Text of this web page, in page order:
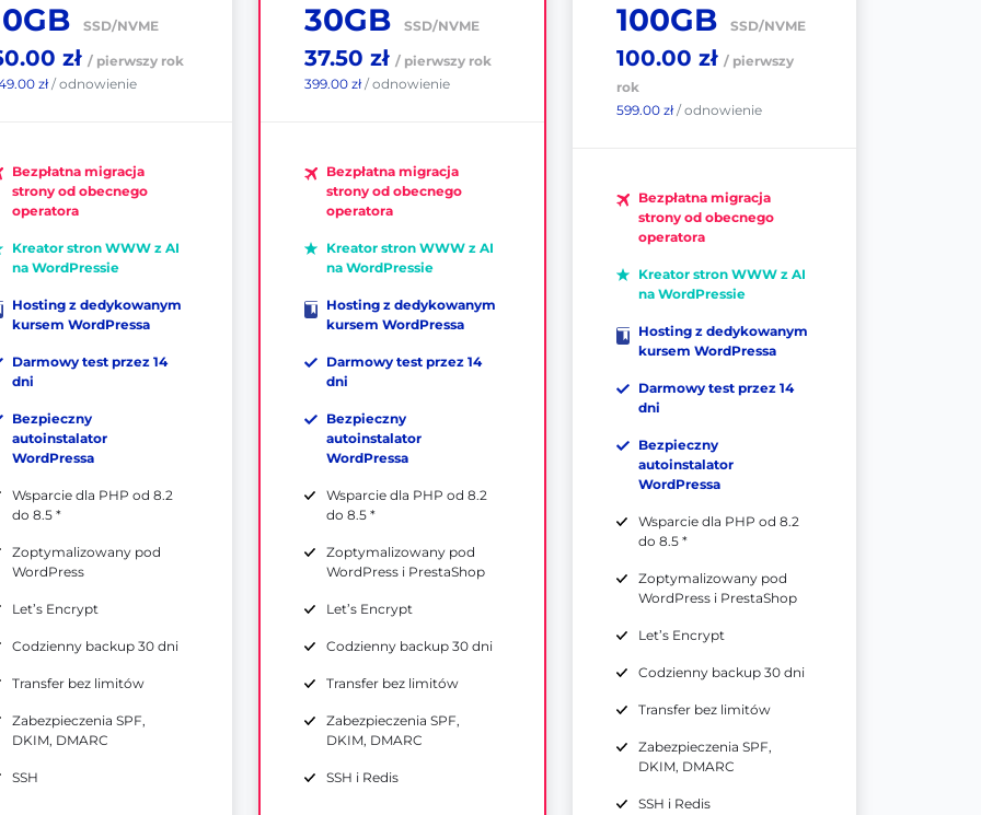
SSD/NVME
zł / pierwszy rok
zł/ odnowienie
Bezpłatna migracja
strony od obecnego
operatora
Kreator stron WWW z AI
na WordPressie
Hosting z dedykowanym
kursem WordPressa
Darmowy test przez 14
dni
Bezpieczny
autoinstalator
WordPressa
Wsparcie dla PHP od 8.2
do 8.5 *
Zoptymalizowany pod
WordPress
Let’s Encrypt
Codzienny backup 30 dni
Transfer bez limitów
Zabezpieczenia SPF,
DKIM, DMARC
SSH
30GB
SSD/NVME
37.50 zł / pierwszy rok
399.00 zł/ odnowienie
Bezpłatna migracja
strony od obecnego
operatora
Kreator stron WWW z AI
na WordPressie
Hosting z dedykowanym
kursem WordPressa
Darmowy test przez 14
dni
Bezpieczny
autoinstalator
WordPressa
Wsparcie dla PHP od 8.2
do 8.5 *
Zoptymalizowany pod
WordPress i PrestaShop
Let’s Encrypt
Codzienny backup 30 dni
Transfer bez limitów
Zabezpieczenia SPF,
DKIM, DMARC
SSH i Redis
100GB
SSD/NVME
100.00 zł / pierwszy
rok
599.00 zł/ odnowienie
Bezpłatna migracja
strony od obecnego
operatora
Kreator stron WWW z AI
na WordPressie
Hosting z dedykowanym
kursem WordPressa
Darmowy test przez 14
dni
Bezpieczny
autoinstalator
WordPressa
Wsparcie dla PHP od 8.2
do 8.5 *
Zoptymalizowany pod
WordPress i PrestaShop
Let’s Encrypt
Codzienny backup 30 dni
Transfer bez limitów
Zabezpieczenia SPF,
DKIM, DMARC
SSH i Redis